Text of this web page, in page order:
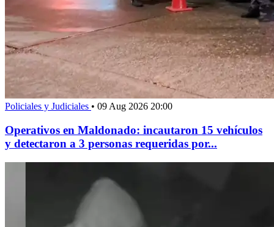
Policiales y Judiciales • 09 Aug 2026 20:00
Operativos en Maldonado: incautaron 15 vehículos
y detectaron a 3 personas requeridas por...